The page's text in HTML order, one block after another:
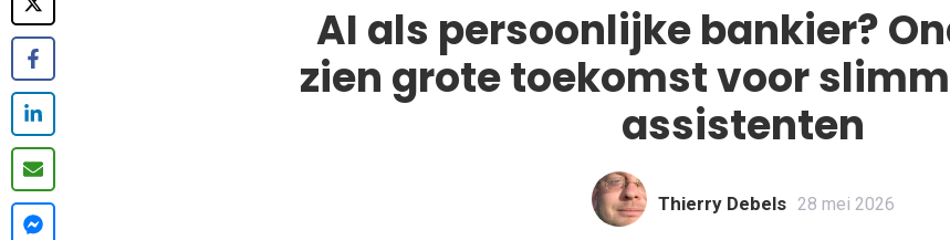
AI als persoonlijke bankier?
zien grote toekomst voor
assistenten
Thierry Debels 28 mei 2026